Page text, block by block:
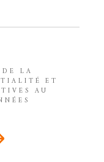
LA
ET
AU